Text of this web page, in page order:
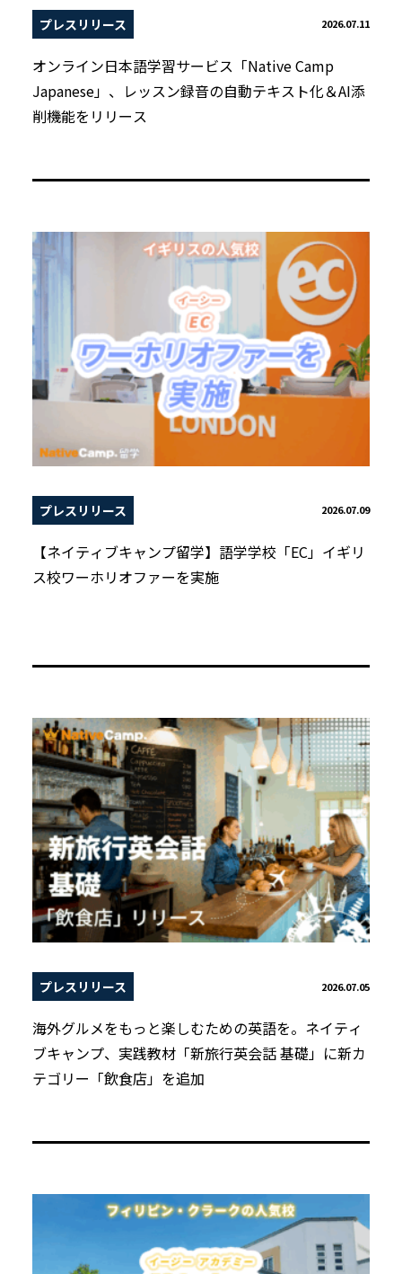
プレスリリース 2026.07.11
オンライン日本語学習サービス「Native Camp
Japanese」、レッスン録音の自動テキスト化＆AI添
削機能をリリース
プレスリリース 2026.07.09
【ネイティブキャンプ留学】語学学校「EC」イギリ
ス校ワーホリオファーを実施
プレスリリース 2026.07.05
海外グルメをもっと楽しむための英語を。ネイティ
ブキャンプ、実践教材「新旅行英会話 基礎」に新カ
テゴリー「飲食店」を追加